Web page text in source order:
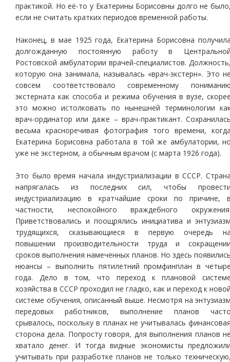
практикой. Но её-то у Екатерины Борисовны долго не
если не считать кратких периодов временной работы.
Наконец, в мае 1925 года, Екатерина Борисовна
долгожданную постоянную работу в
Ростовской амбулатории врачей-специалистов.
которую она занимала, называлась «врач-экстерн». Это
совсем соответствовало современному
экстерната как способа и режима обучения в вузе,
это можно истолковать по нынешней терминологии
врач-ординатор или даже – врач-практикант.
весьма красноречивая фотография того времени,
Екатерина Борисовна работала в той же амбулатории,
уже не экстерном, а обычным врачом (с марта 1926 года).
Это было время начала индустриализации в СССР.
напрягалась из последних сил, чтобы
индустриализацию в кратчайшие сроки по причине,
частности, неспокойного враждебного
Приветствовались и поощрялись инициатива и
трудящихся, сказывающиеся в первую очередь
повышении производительности труда и
сроков выполнения намеченных планов. Но здесь
нюансы – выполнить пятилетний промфинплан в
года. Дело в том, что переход к плановой
хозяйства в СССР проходил не гладко, как и переход к
системе обучения, описанный выше. Несмотря на
передовых работников, выполнение планов
срывалось, поскольку в планах не учитывалась
сторона дела. Попросту говоря, для выполнения планов
хватало денег. И тогда видные экономисты
учитывать при разработке планов не только